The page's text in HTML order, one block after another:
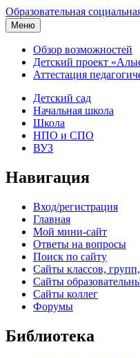
Образовательная
Меню
Обзор возможностей
Детский проект
Аттестация
Детский сад
Начальная школа
Школа
НПО и СПО
ВУЗ
Навигация
Вход/регистрация
Главная
Мой мини-сайт
Ответы на вопросы
Поиск по сайту
Сайты классов,
Сайты
Сайты коллег
Форумы
Библиотека